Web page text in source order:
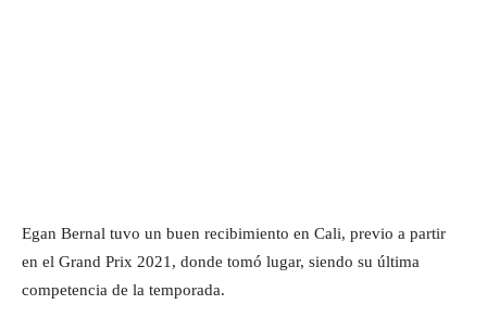
Egan Bernal tuvo un buen recibimiento en Cali, previo a partir
en el Grand Prix 2021, donde tomó lugar, siendo su última
competencia de la temporada.